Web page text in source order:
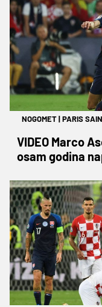
NOGOMET|PARIS
VIDEO Marco
osam godina